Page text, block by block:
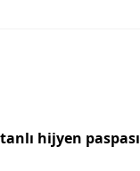
hijyen paspası